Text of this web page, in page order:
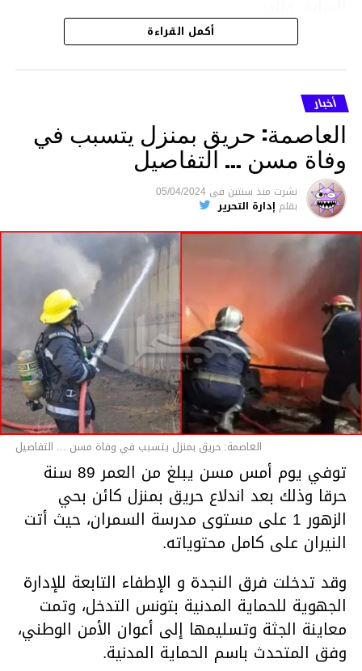
هذا وقد تمكن أعوان مركز الأمن الوطني بحي
هلال في توقيت قياسي من محاصرة المشتبه به
والقبض عليه وإحالته على التحقيق في خصوص
ما نُسبه إليه.
متابعة
قسم الاخبار
أكمل القراءة
أخبار
العاصمة: حريق بمنزل يتسبب في
وفاة مسن … التفاصيل
نشرت منذ سنتين فى 05/04/2024
بقلم إدارة التحرير
العاصمة: حريق بمنزل يتسبب في وفاة مسن ... التفاصيل
توفي يوم أمس مسن يبلغ من العمر 89 سنة
حرقا وذلك بعد اندلاع حريق بمنزل كائن بحي
الزهور 1 على مستوى مدرسة السمران، حيث أتت
النيران على كامل محتوياته.
وقد تدخلت فرق النجدة و الإطفاء التابعة للإدارة
الجهوية للحماية المدنية بتونس التدخل، وتمت
معاينة الجثة وتسليمها إلى أعوان الأمن الوطني،
وفق المتحدث باسم الحماية المدنية.